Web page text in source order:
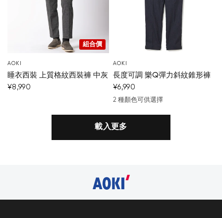
組合價
AOKI
睡衣西裝 上質格紋西裝褲 中灰
¥8,990
AOKI
長度可調 樂Q彈力斜紋錐形褲
¥6,990
深藍卡其色
2 種顏色可供選擇
載入更多